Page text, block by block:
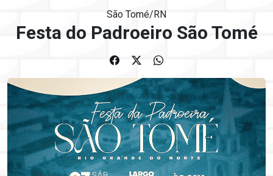
São Tomé/RN
Festa do Padroeiro São Tomé